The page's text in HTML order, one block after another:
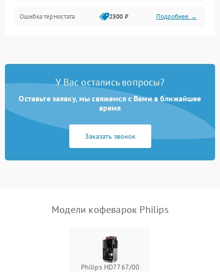
Ошибка термостата 2500 ₽ Подробнее →
У Вас остались вопросы?
Оставьте заявку, мы свяжемся с Вами в ближайшее
время
Заказать звонок
Модели кофеварок Philips
Philips HD7767/00